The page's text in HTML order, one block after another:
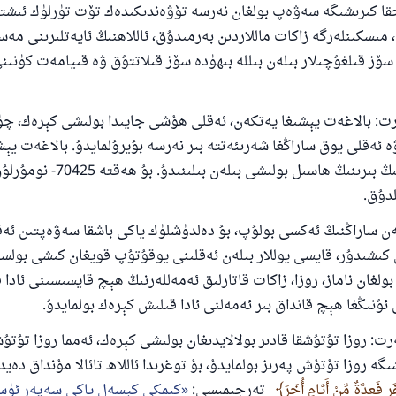
كىرىشىگە سەۋەپ بولغان نەرسە تۆۋەندىكىدەك تۆت تۈرلۈك
زاكات ماللاردىن بەرمىدۇق، ئاللاھنىڭ ئايەتلىرىنى
قىلغۇچىلار بىلەن بىللە بىھۈدە سۆز قىلاتتۇق ۋە قىيامەت
يېشىغا يەتكەن، ئەقلى ھۇشى جايىدا بولىشى كېرەك،
ئەقلى يوق ساراڭغا شەرىئەتتە بىر نەرسە بۇيرۇلمايدۇ. بالاغەت
ئۈچ تۈرلۈك ئىشنىڭ بىرىنىڭ ھاسىل
ئەكسى بولۇپ، بۇ دەلدۈشلۈك ياكى باشقا سەۋەپتىن
قايسى يوللار بىلەن ئەقلىنى يوقۇتۇپ قويغان كىشى
ناماز، روزا، زاكات قاتارلىق ئەمەللەرنىڭ ھېچ قايسىسىنى ئادا
ئۇنىڭغا ھېچ قانداق بىر ئەمەلنى ئادا قىلىش كېرەك بولمايدۇ.
تۇتۇشقا قادىر بولالايدىغان بولىشى كېرەك، ئەمما روزا
روزا تۇتۇش پەرىز بولمايدۇ، بۇ توغرىدا ئاللاھ تائالا مۇنداق
فَعِدَّةٌ مِّنْ أَيَّامٍ أُخَرَ
تەرجىمىسى: كىمكى كېسەل ياكى سەپەر
110845 - نومۇرلۇق سوئالنىڭ جاۋابى
ساقلاپ قالدى
ئۇممەتكە جاۋاپ بېرىشىمىزگە ياردەم قىلىڭ
پەيغەمبەرئەلەيھىسسالام مۇنداق دېگەن:
باشلارپ قويغان كىشى قىلغۇچىغا ئوخشاش ساۋاپقا
مۇسلىم رىۋايەت قىلغان (1893) ھەدىس